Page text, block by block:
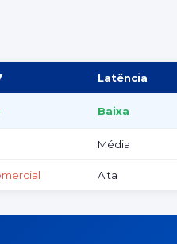
Latência
Baixa
Média
Alta